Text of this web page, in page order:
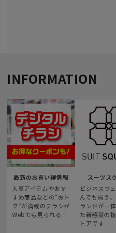
INFORMATION
最新のお買い得情報
人気アイテムやおす
すめ商品などの“おト
ク“が満載のチラシが
Webでも見られる！
スーツス
ビジネスウ
んでも揃う
ランドが一
た新感覚の
トアです